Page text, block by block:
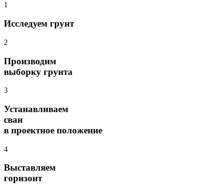
1
Исследуем грунт
2
Производим
выборку грунта
3
Устанавливаем
сваи
в проектное положение
4
Выставляем
горизонт